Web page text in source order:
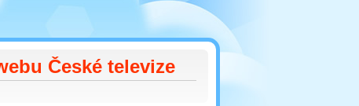
České televize